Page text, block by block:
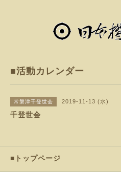
■活動カレンダー
常磐津千登世会 2019-11-13 (水)
千登世会
■トップページ